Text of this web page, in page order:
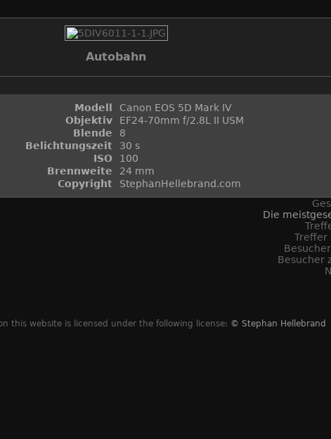
Autobahn
Modell
Canon EOS 5D Mark IV
Objektiv
EF24-70mm f/2.8L II USM
Blende
8
Belichtungszeit
30 s
ISO
100
Brennweite
24 mm
Copyright
StephanHellebrand.com
Die
Treffer
Besucher
this website is licensed under the following license: © Stephan Hellebrand